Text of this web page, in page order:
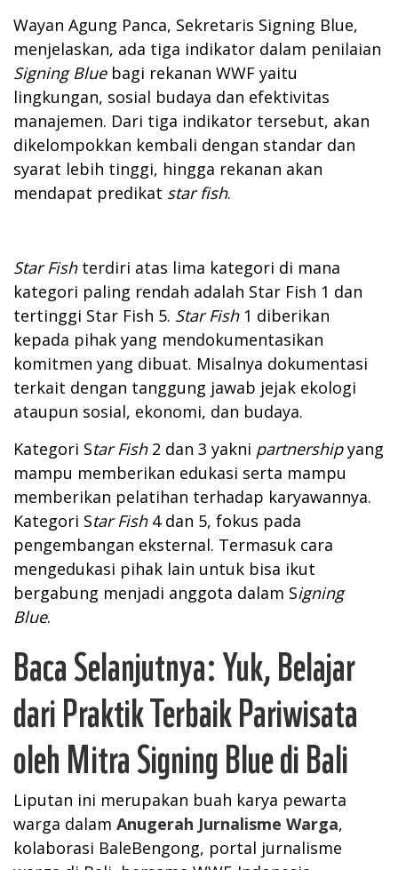
Wayan Agung Panca, Sekretaris Signing Blue,
menjelaskan, ada tiga indikator dalam penilaian
Signing Bluebagi rekanan WWF yaitu
lingkungan, sosial budaya dan efektivitas
manajemen. Dari tiga indikator tersebut, akan
dikelompokkan kembali dengan standar dan
syarat lebih tinggi, hingga rekanan akan
mendapat predikat star fish.
Star Fishterdiri atas lima kategori di mana
kategori paling rendah adalah Star Fish 1 dan
tertinggi Star Fish 5. Star Fish1 diberikan
kepada pihak yang mendokumentasikan
komitmen yang dibuat. Misalnya dokumentasi
terkait dengan tanggung jawab jejak ekologi
ataupun sosial, ekonomi, dan budaya.
Kategori Star Fish2 dan 3 yakni partnershipyang
mampu memberikan edukasi serta mampu
memberikan pelatihan terhadap karyawannya.
Kategori Star Fish4 dan 5, fokus pada
pengembangan eksternal. Termasuk cara
mengedukasi pihak lain untuk bisa ikut
bergabung menjadi anggota dalam Signing
Blue.
Baca Selanjutnya:Yuk, Belajar
dari Praktik Terbaik Pariwisata
oleh Mitra Signing Blue di Bali
Liputan ini merupakan buah karya pewarta
warga dalam Anugerah Jurnalisme Warga,
kolaborasi BaleBengong, portal jurnalisme